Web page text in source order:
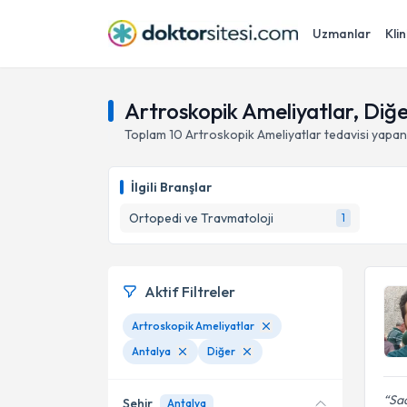
Uzmanlar
Artroskopik Ameliyatlar,
Toplam 10 Artroskopik Ameliyatlartedavisi
İlgili Branşlar
Ortopedi ve Travmatoloji
1
Aktif Filtreler
Artroskopik Ameliyatlar
Antalya
Diğer
Şehir Antalya